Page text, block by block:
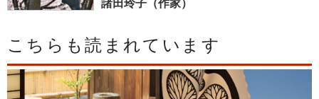
諸田玲子（作家）
こちらも読まれています